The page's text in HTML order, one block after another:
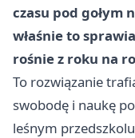
czasu pod gołym
właśnie to
rośnie z roku na
To rozwiązanie
swobodę i naukę
leśnym